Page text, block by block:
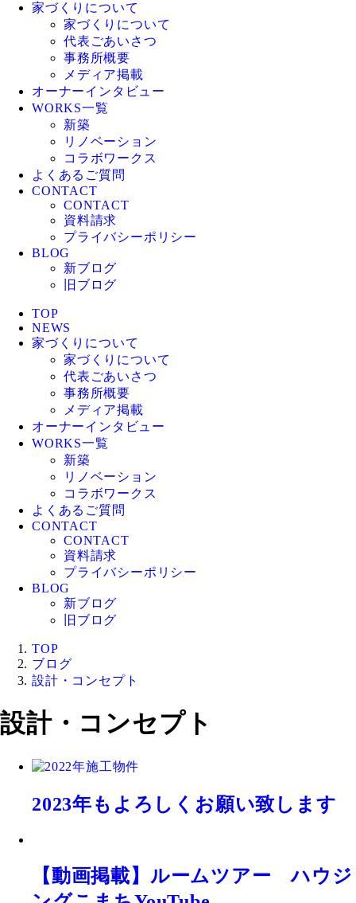
家づくりについて
家づくりについて
代表ごあいさつ
事務所概要
メディア掲載
オーナーインタビュー
WORKS一覧
新築
リノベーション
コラボワークス
よくあるご質問
CONTACT
CONTACT
資料請求
プライバシーポリシー
BLOG
新ブログ
旧ブログ
TOP
NEWS
家づくりについて
家づくりについて
代表ごあいさつ
事務所概要
メディア掲載
オーナーインタビュー
WORKS一覧
新築
リノベーション
コラボワークス
よくあるご質問
CONTACT
CONTACT
資料請求
プライバシーポリシー
BLOG
新ブログ
旧ブログ
TOP
ブログ
設計・コンセプト
設計・コンセプト
2023年もよろしくお願い致します
【動画掲載】ルームツアー ハウジ